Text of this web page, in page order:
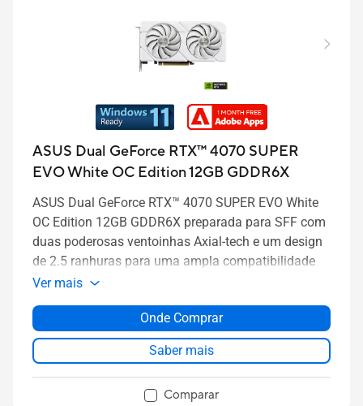
ASUS Dual GeForce RTX™ 4070 SUPER
EVO White OC Edition 12GB GDDR6X
ASUS Dual GeForce RTX™ 4070 SUPER EVO White
OC Edition 12GB GDDR6X preparada para SFF com
duas poderosas ventoinhas Axial-tech e um design
de 2.5 ranhuras para uma ampla compatibilidade
Ver mais
Onde Comprar
Saber mais
Comparar